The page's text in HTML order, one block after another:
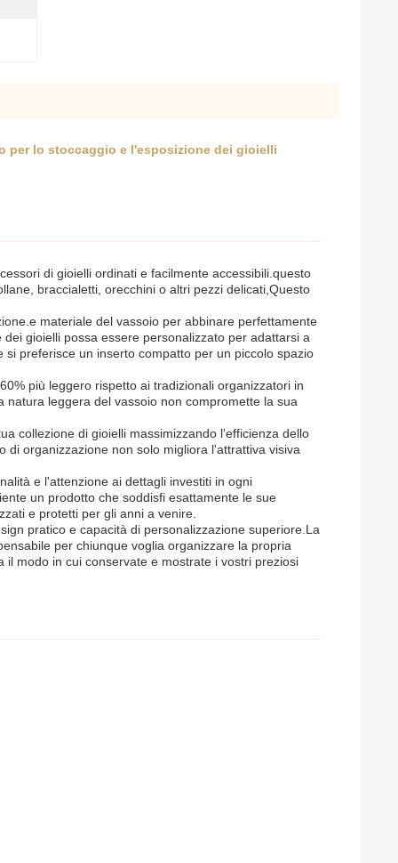
per lo stoccaggio e l'esposizione dei gioielli
di gioielli ordinati e facilmente accessibili.questo
braccialetti, orecchini o altri pezzi delicati,Questo
materiale del vassoio per abbinare perfettamente
gioielli possa essere personalizzato per adattarsi a
preferisce un inserto compatto per un piccolo spazio
più leggero rispetto ai tradizionali organizzatori in
leggera del vassoio non compromette la sua
collezione di gioielli massimizzando l'efficienza dello
organizzazione non solo migliora l'attrattiva visiva
e l'attenzione ai dettagli investiti in ogni
un prodotto che soddisfi esattamente le sue
e protetti per gli anni a venire.
pratico e capacità di personalizzazione superiore.La
per chiunque voglia organizzare la propria
modo in cui conservate e mostrate i vostri preziosi